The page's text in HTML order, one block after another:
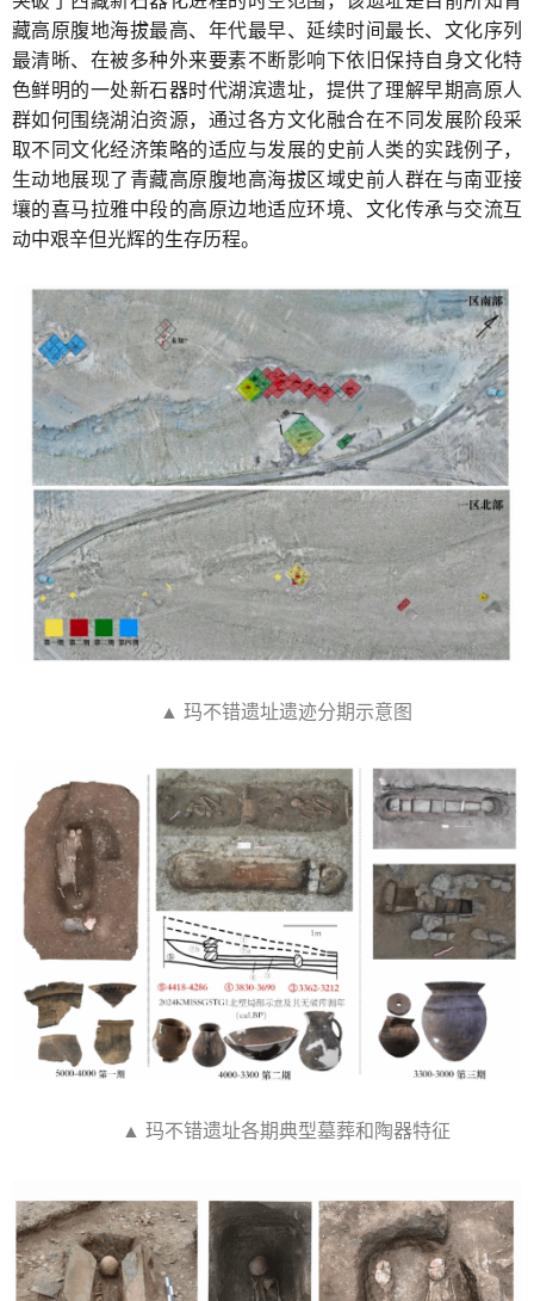
藏高原腹地海拔最高、年代最早、延续时间最长、文化序列
最清晰、在被多种外来要素不断影响下依旧保持自身文化特
色鲜明的一处新石器时代湖滨遗址，提供了理解早期高原人
群如何围绕湖泊资源，通过各方文化融合在不同发展阶段采
取不同文化经济策略的适应与发展的史前人类的实践例子，
生动地展现了青藏高原腹地高海拔区域史前人群在与南亚接
壤的喜马拉雅中段的高原边地适应环境、文化传承与交流互
动中艰辛但光辉的生存历程。
▲ 玛不错遗址遗迹分期示意图
▲ 玛不错遗址各期典型墓葬和陶器特征